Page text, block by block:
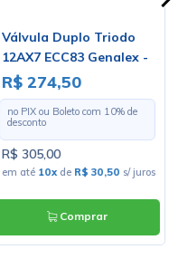
Válvula Duplo Triodo
12AX7 ECC83 Genalex -
Gold Lion
R$ 274,50
no PIX ou Boleto com 10% de
desconto
R$ 305,00
em até 10xde R$ 30,50 s/ juros
Comprar